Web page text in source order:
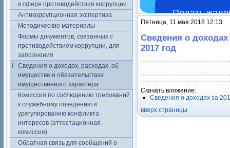
в сфере противодействия коррупции
Антикоррупционная экспертиза
Методические материалы
Формы документов, связанных с
противодействием коррупции, для
заполнения
Сведения о доходах, расходах, об
имуществе и обязательствах
имущественного характера
Комиссия по соблюдению требований
к служебному поведению и
урегулированию конфликта
интересов (аттестационная
комиссия)
Обратная связь для сообщений о
Подать
Пятница, 11 мая 2018 12:13
Сведения о
2017 год
Скачать вложение:
Сведения о доходах за
вверх страницы